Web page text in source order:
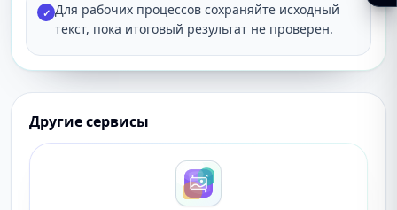
✓ Для рабочих процессов сохраняйте исходный
текст, пока итоговый результат не проверен.
Другие сервисы